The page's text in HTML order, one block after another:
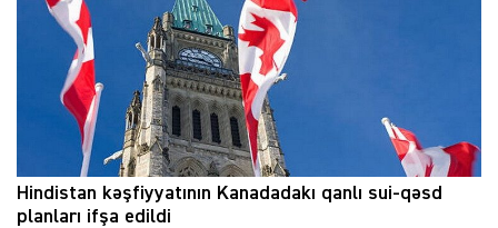
Hindistan kəşfiyyatının Kanadadakı qanlı sui-qəsd
planları ifşa edildi